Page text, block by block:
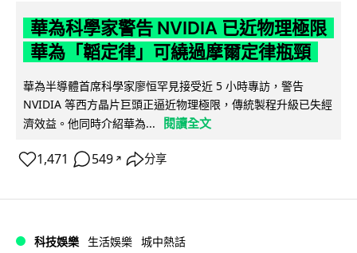
華為科學家警告 NVIDIA 已近物理極限
華為「韜定律」可繞過摩爾定律瓶頸
華為半導體首席科學家廖恒罕見接受近 5 小時專訪，警告
NVIDIA 等西方晶片巨頭正逼近物理極限，傳統製程升級已失經
濟效益。他同時介紹華為...
閱讀全文
1,471 549 ↗ 分享
科技娛樂 生活娛樂 城中熱話